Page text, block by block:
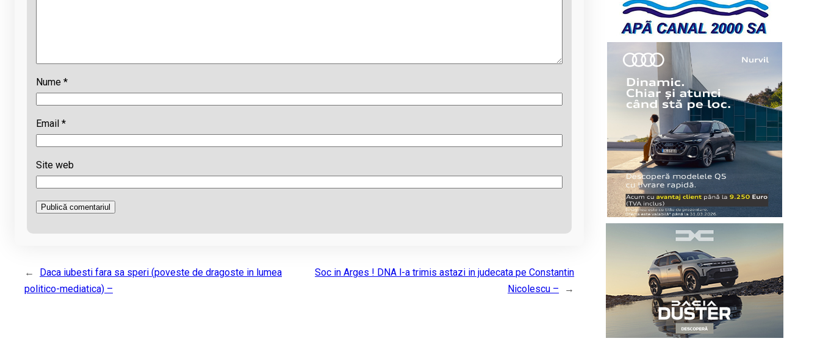
Nume *
Email *
Site web
←
Daca iubesti fara sa speri (poveste de dragoste in lumea
politico-mediatica) –
Soc in Arges ! DNA l-a trimis astazi in judecata pe Constantin
Nicolescu –
→